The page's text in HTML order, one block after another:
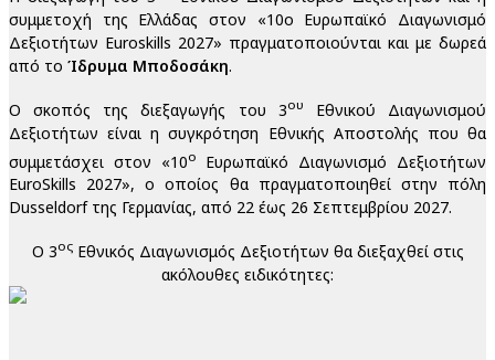
συμμετοχή της Ελλάδας στον «10ο Ευρωπαϊκό Διαγωνισμό
Δεξιοτήτων Euroskills 2027» πραγματοποιούνται και με δωρεά
από το Ίδρυμα Μποδοσάκη.
Ο σκοπός της διεξαγωγής του 3ου
Εθνικού Διαγωνισμού
Δεξιοτήτων είναι η συγκρότηση Εθνικής Αποστολής που θα
συμμετάσχει στον «10ο
Ευρωπαϊκό Διαγωνισμό Δεξιοτήτων
EuroSkills 2027», ο οποίος θα πραγματοποιηθεί στην πόλη
Dusseldorf της Γερμανίας, από 22 έως 26 Σεπτεμβρίου 2027.
O 3οςΕθνικός Διαγωνισμός Δεξιοτήτων θα διεξαχθεί στις
ακόλουθες ειδικότητες: